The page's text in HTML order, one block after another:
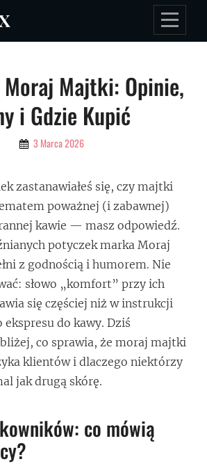
Moraj Majtki: Opinie,
i Gdzie Kupić
By 3 Marca 2026
zastanawiałeś się, czy majtki
poważnej (i zabawnej)
kawie — masz odpowiedź.
potyczek marka Moraj
z godnością i humorem. Nie
słowo „komfort” przy ich
się częściej niż w instrukcji
ekspresu do kawy. Dziś
co sprawia, że moraj majtki
klientów i dlaczego niektórzy
jak drugą skórę.
co mówią